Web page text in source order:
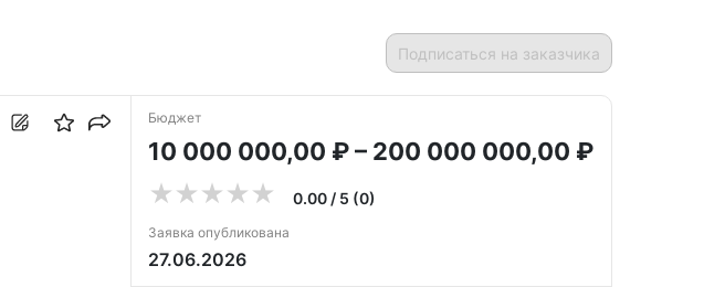
Подписаться на заказчика
Бюджет
10 000 000,00 ₽ – 200 000 000,00 ₽
0.00 / 5 (0)
Заявка опубликована
27.06.2026